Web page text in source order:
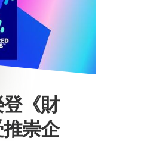
《財
崇企